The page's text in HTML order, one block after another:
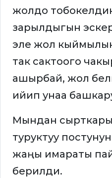
жолдо
зарылдыгын
эле жол
так сактоого
ашырбай, жол
ийип унаа
Мындан сырткары
туруктуу
жаңы имараты
берилди.